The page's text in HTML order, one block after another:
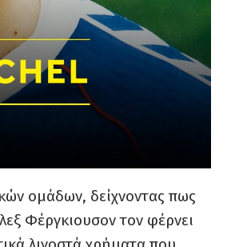
ομάδων, δείχνοντας πως
Φέργκιουσον τον φέρνει